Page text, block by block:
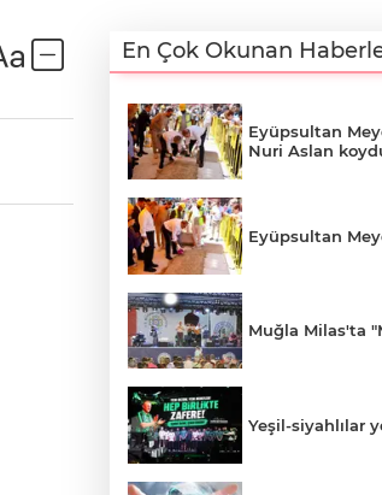
En Çok Okunan
Eyüpsultan
Nuri Aslan
Eyüpsultan
Muğla Milas'ta
Yeşil-siyahlılar